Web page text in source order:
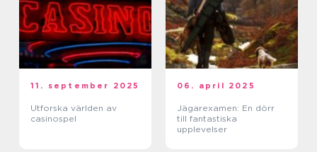
11. september 2025
Utforska världen av
casinospel
06. april 2025
Jägarexamen: En dörr
till fantastiska
upplevelser